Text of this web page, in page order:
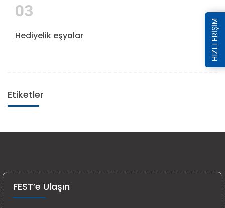
03
Hediyelik eşyalar
Etiketler
HIZLI ERİŞİM
FEST’e Ulaşın